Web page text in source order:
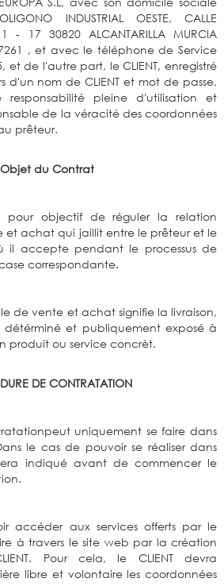
INDUSTRIAL OESTE, CALLE
1 - 17 30820 ALCANTARILLA MURCIA
, et avec le téléphone de Service
et de l'autre part, le CLIENT, enregistré
d'un nom de CLIENT et mot de passe,
pleine d'utilisation et
de la véracité des coordonnées
prêteur.
Objet du Contrat
pour objectif de réguler la relation
achat qui jaillit entre le prêteur et le
il accepte pendant le processus de
correspondante.
de vente et achat signifie la livraison,
et publiquement exposé à
produit ou service concrèt.
DE CONTRATATION
uniquement se faire dans
le cas de pouvoir se réaliser dans
indiqué avant de commencer le
accéder aux services offerts par le
à travers le site web par la création
Pour cela, le CLIENT devra
libre et volontaire les coordonnées